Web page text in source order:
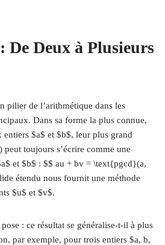
Deux à Plusieurs
pilier de l’arithmétique dans les
Dans sa forme la plus connue,
$a$ et $b$, leur plus grand
toujours s’écrire comme une
et $b$ : $$ au + bv = \text{pgcd}(a,
étendu nous fournit une méthode
$u$ et $v$.
: ce résultat se généralise-t-il à plus
par exemple, pour trois entiers $a, b,